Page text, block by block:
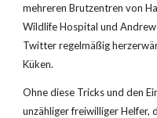
mehreren Brutzentren von
Wildlife Hospital und
Twitter regelmäßig
Küken.
Ohne diese Tricks und den
unzähliger freiwilliger Helfer,